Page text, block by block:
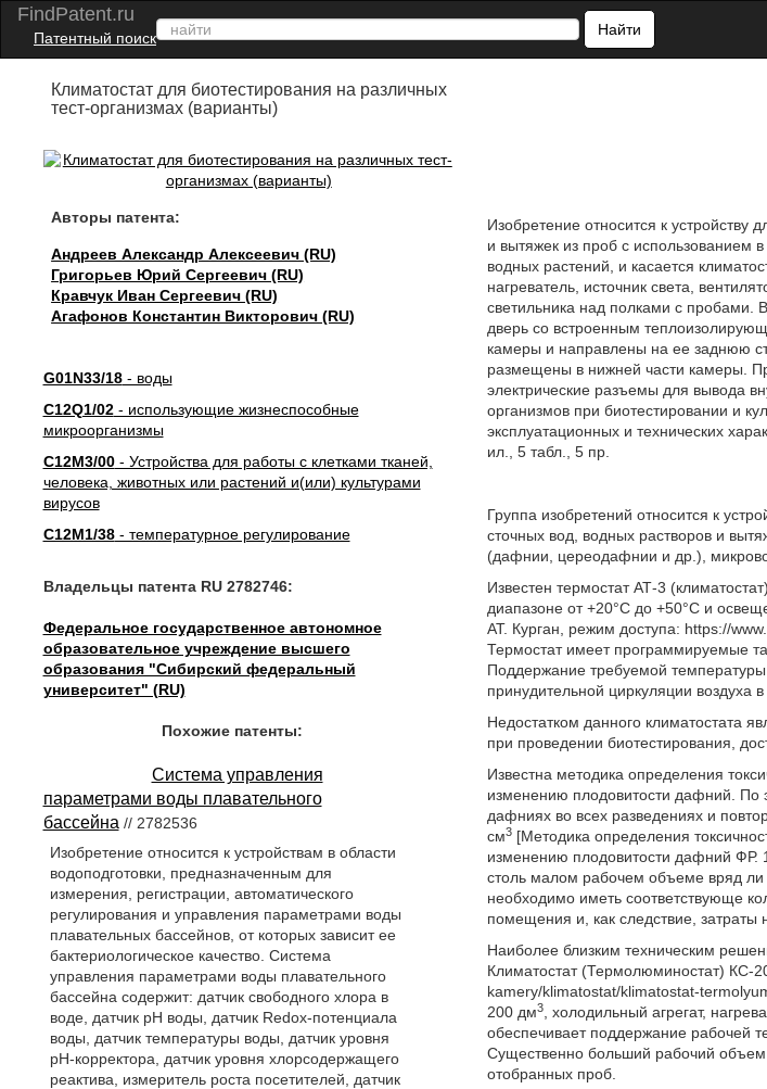
FindPatent.ru
Патентный поиск
Найти
Климатостат для биотестирования на различных
тест-организмах (варианты)
Авторы патента:
Андреев Александр Алексеевич (RU)
Григорьев Юрий Сергеевич (RU)
Кравчук Иван Сергеевич (RU)
Агафонов Константин Викторович (RU)
G01N33/18- воды
C12Q1/02- использующие жизнеспособные
микроорганизмы
C12M3/00- Устройства для работы с клетками тканей,
человека, животных или растений и(или) культурами
вирусов
C12M1/38- температурное регулирование
Владельцы патента RU 2782746:
Федеральное государственное автономное
образовательное учреждение высшего
образования "Сибирский федеральный
университет" (RU)
Изобретение относится к устройству
и вытяжек из проб с использованием
водных растений, и касается
нагреватель, источник света,
светильника над полками с пробами.
дверь со встроенным
камеры и направлены на ее заднюю
размещены в нижней части камеры.
электрические разъемы для вывода
организмов при биотестировании и
эксплуатационных и технических
ил., 5 табл., 5 пр.
Группа изобретений относится к
сточных вод, водных растворов и
(дафнии, цереодафнии и др.),
Известен термостат АТ-3
диапазоне от +20°С до +50°С и
AT. Курган, режим доступа: https://
Термостат имеет программируемые
Поддержание требуемой температуры
принудительной циркуляции воздуха в
Недостатком данного климатостата
при проведении биотестирования,
Известна методика определения
изменению плодовитости дафний. По
дафниях во всех разведениях и
см3 [Методика определения
изменению плодовитости дафний ФР.
столь малом рабочем объеме вряд
необходимо иметь соответствующе
помещения и, как следствие, затраты
Наиболее близким техническим
Климатостат (Термолюминостат) КС-
kamery/klimatostat/klimatostat-
200 дм3
, холодильный агрегат,
обеспечивает поддержание рабочей
Существенно больший рабочий объем
отобранных проб.
Похожие патенты:
Система управления
параметрами воды плавательного
бассейна // 2782536
Изобретение относится к устройствам в области
водоподготовки, предназначенным для
измерения, регистрации, автоматического
регулирования и управления параметрами воды
плавательных бассейнов, от которых зависит ее
бактериологическое качество. Система
управления параметрами воды плавательного
бассейна содержит: датчик свободного хлора в
воде, датчик рН воды, датчик Redox-потенциала
воды, датчик температуры воды, датчик уровня
рН-корректора, датчик уровня хлорсодержащего
реактива, измеритель роста посетителей, датчик